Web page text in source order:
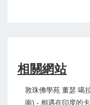
相關網站
敦珠佛學苑 董瑟 噶
南) - 相遇在印度的